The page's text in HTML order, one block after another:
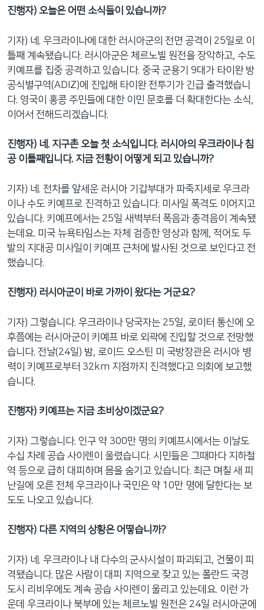
검
으
로
이
등
진행자) 오늘은 어떤 소식들이 있습니까?
기자) 네. 우크라이나에 대한 러시아군의 전면 공격이 25일로 이
틀째 계속됐습니다. 러시아군은 체르노빌 원전을 장악하고, 수도
키예프를 집중 공격하고 있습니다. 중국 군용기 9대가 타이완 방
공식별구역(ADIZ)에 진입해 타이완 전투기가 긴급 출격했습니
다. 영국이 홍콩 주민들에 대한 이민 문호를 더 확대한다는 소식,
이어서 전해드리겠습니다.
진행자) 네. 지구촌 오늘 첫 소식입니다. 러시아의 우크라이나 침
공 이틀째입니다. 지금 전황이 어떻게 되고 있습니까?
기자) 네. 전차를 앞세운 러시아 기갑부대가 파죽지세로 우크라
이나 수도 키예프로 진격하고 있습니다. 미사일 폭격도 이어지고
있습니다. 키예프에서는 25일 새벽부터 폭음과 총격음이 계속됐
는데요. 미국 뉴욕타임스는 자체 검증한 영상과 함께, 적어도 두
발의 지대공 미사일이 키예프 근처에 발사된 것으로 보인다고 전
했습니다.
진행자) 러시아군이 바로 가까이 왔다는 거군요?
기자) 그렇습니다. 우크라이나 당국자는 25일, 로이터 통신에 오
후쯤에는 러시아군이 키예프 바로 외곽에 진입할 것으로 전망했
습니다. 전날(24일) 밤, 로이드 오스틴 미 국방장관은 러시아 병
력이 키예프로부터 32km 지점까지 진격했다고 의회에 보고했
습니다.
진행자) 키예프는 지금 초비상이겠군요?
기자) 그렇습니다. 인구 약 300만 명의 키예프시에서는 이날도
수십 차례 공습 사이렌이 울렸습니다. 시민들은 그때마다 지하철
역 등으로 급히 대피하며 몸을 숨기고 있습니다. 최근 며칠 새 피
난길에 오른 전체 우크라이나 국민은 약 10만 명에 달한다는 보
도도 나오고 있습니다.
진행자) 다른 지역의 상황은 어떻습니까?
기자) 네. 우크라이나 내 다수의 군사시설이 파괴되고, 건물이 피
격됐습니다. 많은 사람이 대피 지역으로 찾고 있는 폴란드 국경
도시 리비우에도 계속 공습 사이렌이 울리고 있는데요. 이런 가
운데 우크라이나 북부에 있는 체르노빌 원전은 24일 러시아군에